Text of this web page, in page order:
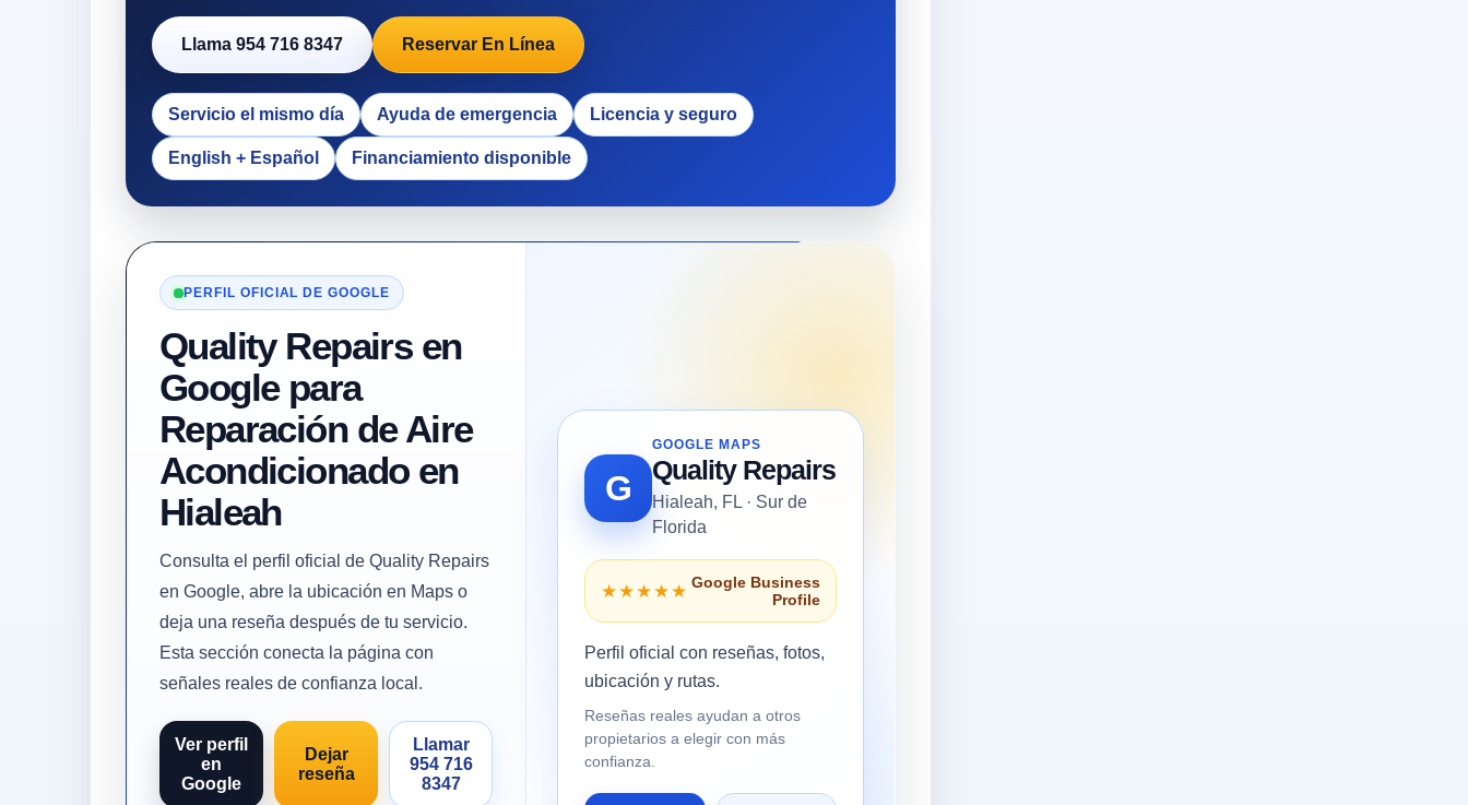
Llama 954 716 8347 Reservar En Línea
Servicio el mismo día Ayuda de emergencia Licencia y seguro
English + Español Financiamiento disponible
PERFIL OFICIAL DE GOOGLE
Quality Repairs en
Google para
Reparación de Aire
Acondicionado en
Hialeah
Consulta el perfil oficial de Quality Repairs
en Google, abre la ubicación en Maps o
deja una reseña después de tu servicio.
Esta sección conecta la página con
señales reales de confianza local.
Ver perfil
en
Google
Dejar
reseña
Llamar
954 716
8347
G
GOOGLE MAPS
Quality Repairs
Hialeah, FL · Sur de
Florida
★★★★★ Google Business
Profile
Perfil oficial con reseñas, fotos,
ubicación y rutas.
Reseñas reales ayudan a otros
propietarios a elegir con más
confianza.